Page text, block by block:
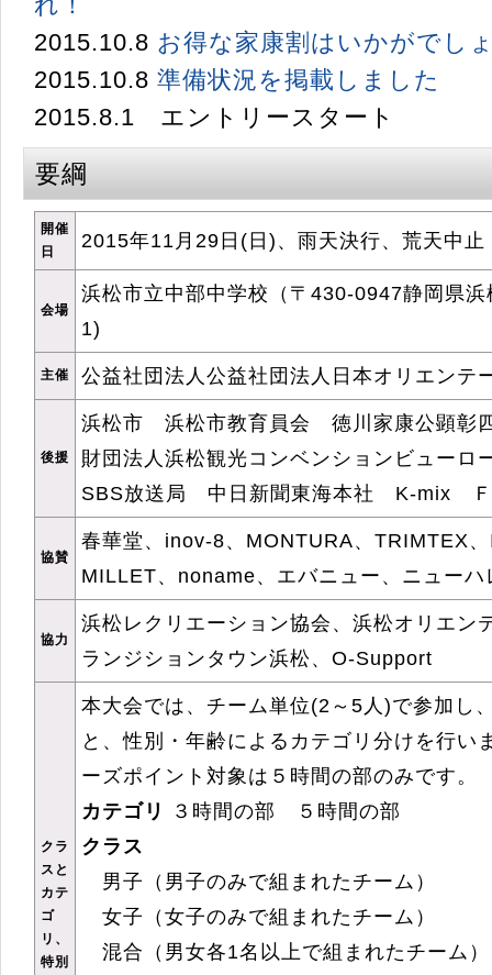
2015.10.8 お得な家康割はいかがでし
2015.10.8 準備状況を掲載しました
2015.8.1 エントリースタート
要綱
開催
日
2015年11月29日(日)、雨天決行、荒天中止
会場
浜松市立中部中学校（〒430-0947静岡県
1)
主催 公益社団法人公益社団法人日本オリエンテ
後援
浜松市 浜松市教育員会 徳川家康公顕彰
財団法人浜松観光コンベンションビュー
SBS放送局 中日新聞東海本社 K-mix Ｆ
協賛
春華堂、inov-8、MONTURA、TRIMTEX
MILLET、noname、エバニュー、ニューハ
協力
浜松レクリエーション協会、浜松オリエン
ランジションタウン浜松、O-Support
クラ
スと
カテ
ゴ
リ、
特別
本大会では、チーム単位(2～5人)で参加し
と、性別・年齢によるカテゴリ分けを行い
ーズポイント対象は５時間の部のみです。
カテゴリ
３時間の部 ５時間の部
クラス
男子（男子のみで組まれたチーム）
女子（女子のみで組まれたチーム）
混合（男女各1名以上で組まれたチーム）